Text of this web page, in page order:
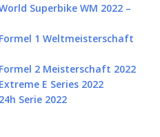
Superbike WM 2022 –
Formel 1 Weltmeisterschaft
2 Meisterschaft 2022
E Series 2022
Serie 2022